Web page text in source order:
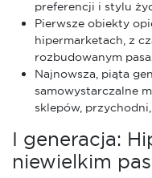
preferencji i stylu
Pierwsze obiekty
hipermarketach, z
rozbudowanym
Najnowsza, piąta
samowystarczalne
sklepów,
I generacja:
niewielkim